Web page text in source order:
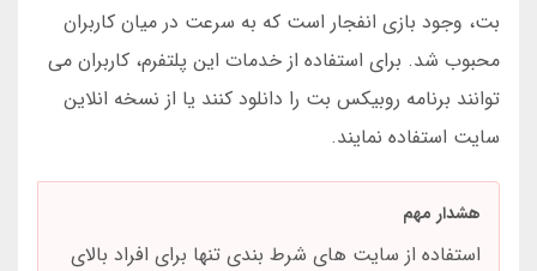
بت، وجود بازی انفجار است که به سرعت در میان کاربران
محبوب شد. برای استفاده از خدمات این پلتفرم، کاربران می
توانند برنامه روبیکس بت را دانلود کنند یا از نسخه انلاین
سایت استفاده نمایند.
هشدار مهم
استفاده از سایت های شرط بندی تنها برای افراد بالای